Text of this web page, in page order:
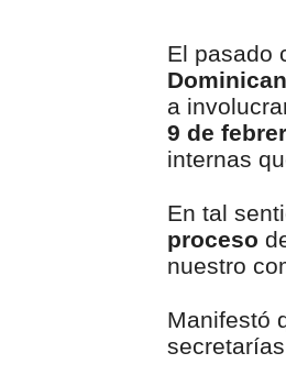
El pasado
a
9 de
internas
En tal
proceso
nuestro
Manifestó